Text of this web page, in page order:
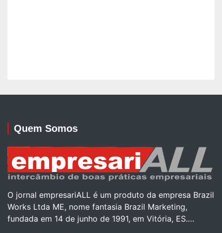
Quem Somos
O jornal empresariALL é um produto da empresa Brazil
Works Ltda ME, nome fantasia Brazil Marketing,
fundada em 14 de junho de 1991, em Vitória, ES.…